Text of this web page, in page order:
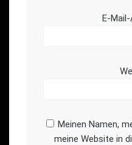
E-
Meinen Namen,
meine Website in